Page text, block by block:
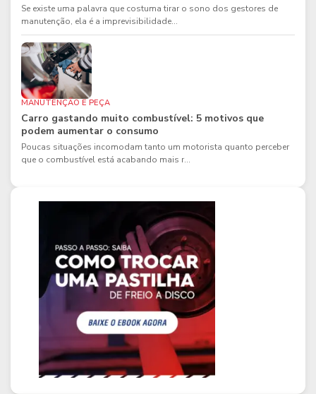
Se existe uma palavra que costuma tirar o sono dos gestores de
manutenção, ela é a imprevisibilidade...
MANUTENÇÃO E PEÇA
Carro gastando muito combustível: 5 motivos que
podem aumentar o consumo
Poucas situações incomodam tanto um motorista quanto perceber
que o combustível está acabando mais r...